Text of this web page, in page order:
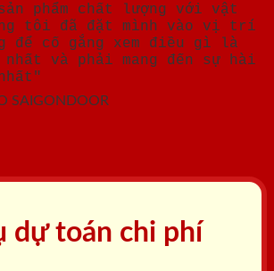
phẩm chất lượng với vật
tôi đã đặt mình vào vị trí
để cố gắng xem điều gì là
và phải mang đến sự hài
SAIGONDOOR
dự toán chi phí